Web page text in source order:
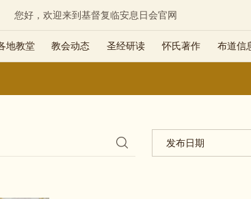
您好，欢迎来到基督复临安息日会官网
地教堂 教会动态 圣经研读 怀氏著作 布道信
发布日期